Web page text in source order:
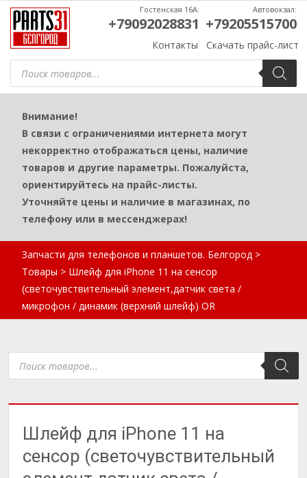
Поиск
товаров
Контакты Скачать прайс-лист
Гостенская 16А:
+79092028831
Автовокзал:
+79205515700
Внимание!
В связи с ограничениями интернета могут
некорректно отображаться цены, наличие
товаров и другие параметры. Пожалуйста,
ориентируйтесь на прайс-листы.
Уточняйте цены и наличие в магазинах, по
телефону или в мессенджерах!
Запчасти для телефонов и планшетов. Белгород >
Товары > Шлейф для iPhone 11 на сенсор
(светочувствительный элемент,датчик света /
микрофон / динамик (верхний шлейф) OR
Поиск
товаров
Шлейф для iPhone 11 на
сенсор (светочувствительный